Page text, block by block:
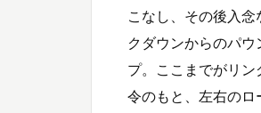
こなし、その後入
クダウンからのパ
プ。ここまでがリ
令のもと、左右の